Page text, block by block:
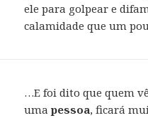
ele para golpear e
calamidade que um
…E foi dito que quem
umapessoa, ficará